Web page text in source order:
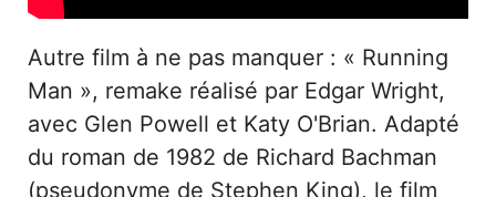
Autre film à ne pas manquer : « Running
Man », remake réalisé par Edgar Wright,
avec Glen Powell et Katy O'Brian. Adapté
du roman de 1982 de Richard Bachman
(pseudonyme de Stephen King), le film